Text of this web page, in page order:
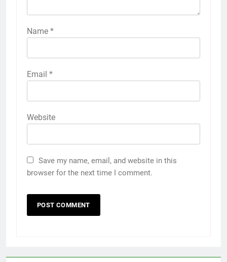
Name *
Email *
Website
Save my name, email, and website in this
browser for the next time I comment.